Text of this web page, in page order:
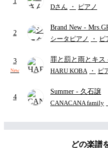
セイレーン(CV.鈴
ード・ペダル付き/
かわ 人魚の島のひ
Dさん ・ ピアノ
2
Brand New -
APPLE
シータピアノ ・ ピ
3
New
罪と罰と雨とキス
野勇斗&吉田仁人)
HARU KOBA ・ ピ
4
Summer - 久石譲
CANACANA family
どの楽譜